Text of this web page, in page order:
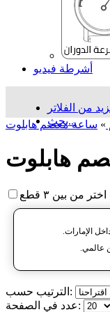
أشرطة فيديو
من الفلاتر
بحث...
»
اختر من بين ٣ قطع
عالمي.
الترتيب حسب:
عدد في الصفحة: